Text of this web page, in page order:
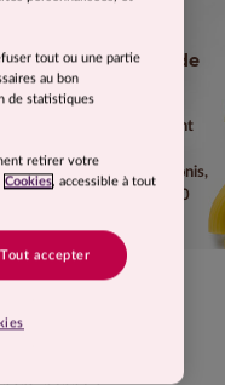
sauces
votre poids de
des pâtes qui veulent
crozets, rigatonis,
gourmandes... en 50
C'EST PERMIS
les pâtes ?
?
tout ou une partie
au bon
de statistiques
retirer votre
Cookies, accessible à tout
Tout accepter